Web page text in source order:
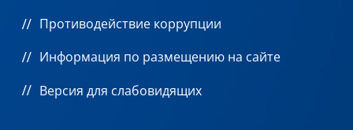
Противодействие коррупции
Информация по размещению на сайте
Версия для слабовидящих